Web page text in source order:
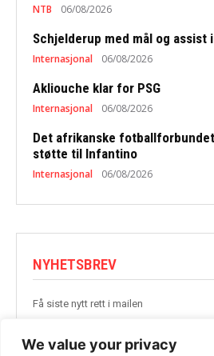
We value your privacy
NTB 06/08/2026
Schjelderup med mål og assist
Internasjonal 06/08/2026
Akliouche klar for PSG
Internasjonal 06/08/2026
Det afrikanske
støtte til Infantino
Internasjonal 06/08/2026
NYHETSBREV
Få siste nytt rett i mailen